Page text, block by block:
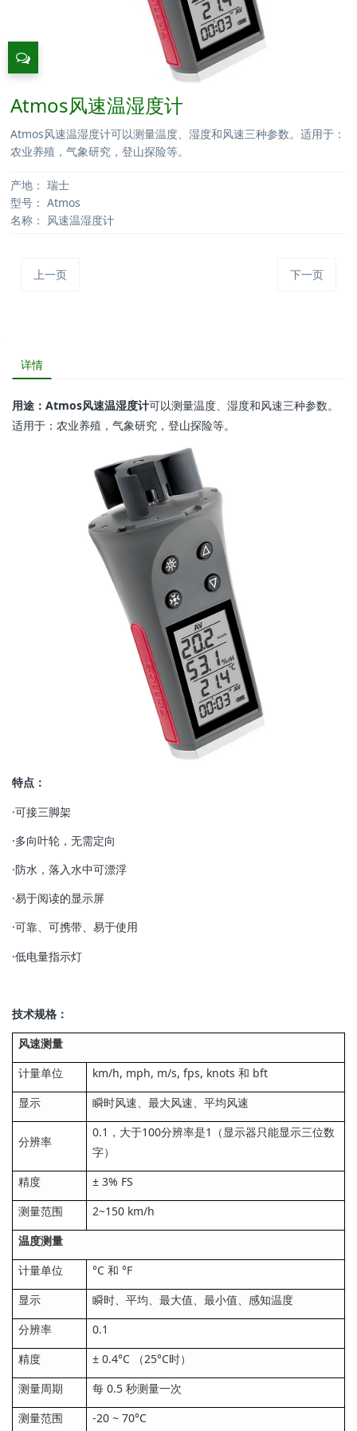
Atmos风速温湿度计
Atmos风速温湿度计可以测量温度、湿度和风速三种参数。适用于：
农业养殖，气象研究，登山探险等。
产地： 瑞士
型号： Atmos
名称：
风速温湿度计
上一页 下一页
详情
用途：Atmos风速温湿度计可以测量温度、湿度和风速三种参数。
适用于：农业养殖，气象研究，登山探险等。
特点：
·可接三脚架
·多向叶轮，无需定向
·防水，落入水中可漂浮
·易于阅读的显示屏
·可靠、可携带、易于使用
·低电量指示灯
技术规格：
风速测量
计量单位
km/h, mph, m/s, fps, knots 和 bft
显示
瞬时风速、最大风速、平均风速
分辨率
0.1，大于100分辨率是1（显示器只能显示三位数
字）
精度
± 3% FS
测量范围
2~150 km/h
温度测量
计量单位
°C 和 °F
显示
瞬时、平均、最大值、最小值、感知温度
分辨率
0.1
精度
± 0.4°C （25°C时）
测量周期
每 0.5 秒测量一次
测量范围
-20 ~ 70°C